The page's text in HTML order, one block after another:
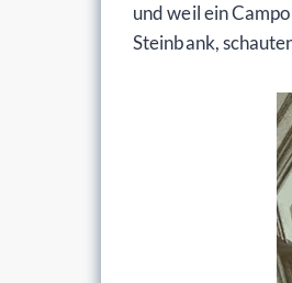
und weil ein
Steinbank,